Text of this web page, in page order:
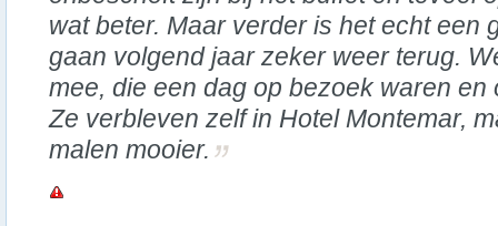
wat beter. Maar verder is het echt een
gaan volgend jaar zeker weer terug.
mee, die een dag op bezoek waren
Ze verbleven zelf in Hotel Montemar,
malen mooier.